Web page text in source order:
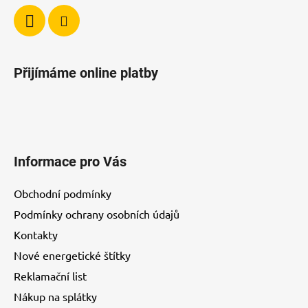
Přijímáme online platby
Informace pro Vás
Obchodní podmínky
Podmínky ochrany osobních údajů
Kontakty
Nové energetické štítky
Reklamační list
Nákup na splátky